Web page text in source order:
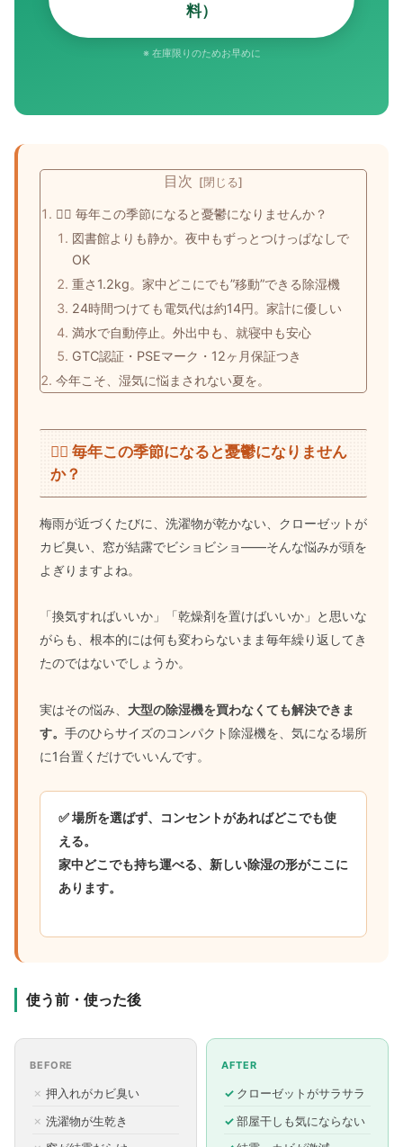
料）
※ 在庫限りのためお早めに
目次
😮‍💨 毎年この季節になると憂鬱になりませんか？
図書館よりも静か。夜中もずっとつけっぱなしで
OK
重さ1.2kg。家中どこにでも”移動”できる除湿機
24時間つけても電気代は約14円。家計に優しい
満水で自動停止。外出中も、就寝中も安心
GTC認証・PSEマーク・12ヶ月保証つき
今年こそ、湿気に悩まされない夏を。
😮‍💨 毎年この季節になると憂鬱になりません
か？
梅雨が近づくたびに、洗濯物が乾かない、クローゼットが
カビ臭い、窓が結露でビショビショ——そんな悩みが頭を
よぎりますよね。
「換気すればいいか」「乾燥剤を置けばいいか」と思いな
がらも、根本的には何も変わらないまま毎年繰り返してき
たのではないでしょうか。
実はその悩み、 大型の除湿機を買わなくても解決できま
す。 手のひらサイズのコンパクト除湿機を、気になる場所
に1台置くだけでいいんです。
✅ 場所を選ばず、コンセントがあればどこでも使
える。
家中どこでも持ち運べる、新しい除湿の形がここに
あります。
使う前・使った後
BEFORE
押入れがカビ臭い
洗濯物が生乾き
AFTER
クローゼットがサラサラ
部屋干しも気にならない